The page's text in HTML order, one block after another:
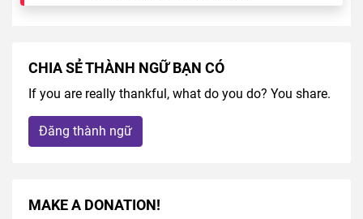
CHIA SẺ THÀNH NGỮ BẠN CÓ
If you are really thankful, what do you do? You share.
Đăng thành ngữ
MAKE A DONATION!